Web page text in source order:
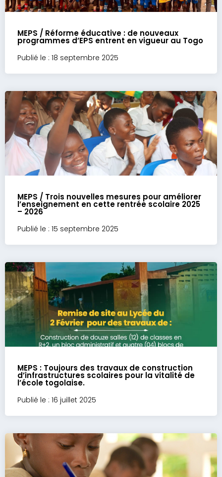
MEPS / Réforme éducative : de nouveaux
programmes d’EPS entrent en vigueur au Togo
Publié le : 18 septembre 2025
MEPS / Trois nouvelles mesures pour améliorer
l’enseignement en cette rentrée scolaire 2025
– 2026
Publié le : 15 septembre 2025
MEPS : Toujours des travaux de construction
d’infrastructures scolaires pour la vitalité de
l’école togolaise.
Publié le : 16 juillet 2025